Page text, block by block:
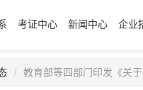
考证中心 新闻中心 企业
教育部等四部门印发《关